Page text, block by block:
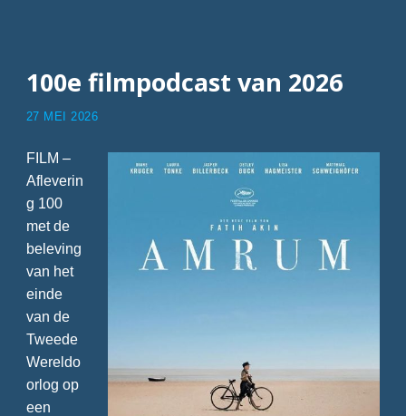
100e filmpodcast van 2026
27 MEI 2026
FILM –
Afleverin
g 100
met de
beleving
van het
einde
van de
Tweede
Wereldo
orlog op
een